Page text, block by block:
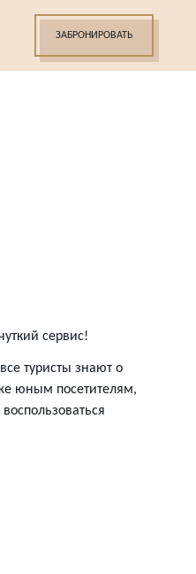
ЗАБРОНИРОВАТЬ
сервис!
туристы знают о
юным посетителям,